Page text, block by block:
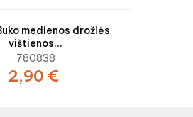
medienos drožlės
vištienos...
780838
2,90 €